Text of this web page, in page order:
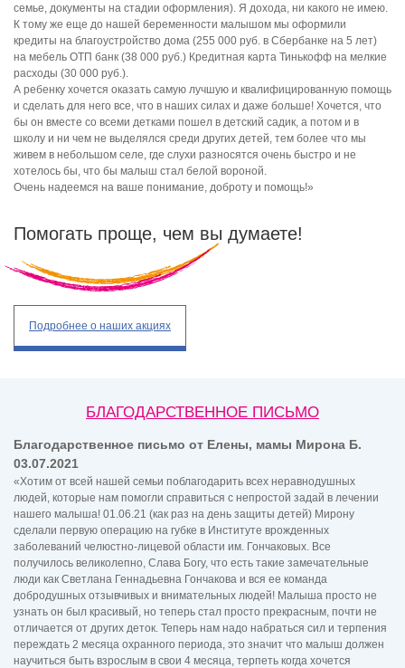
семье, документы на стадии оформления). Я дохода, ни какого не имею.
К тому же еще до нашей беременности малышом мы оформили
кредиты на благоустройство дома (255 000 руб. в Сбербанке на 5 лет)
на мебель ОТП банк (38 000 руб.) Кредитная карта Тинькофф на мелкие
расходы (30 000 руб.).
А ребенку хочется оказать самую лучшую и квалифицированную помощь
и сделать для него все, что в наших силах и даже больше! Хочется, что
бы он вместе со всеми детками пошел в детский садик, а потом и в
школу и ни чем не выделялся среди других детей, тем более что мы
живем в небольшом селе, где слухи разносятся очень быстро и не
хотелось бы, что бы малыш стал белой вороной.
Очень надеемся на ваше понимание, доброту и помощь!»
Помогать проще, чем вы думаете!
Подробнее о наших акциях
БЛАГОДАРСТВЕННОЕ ПИСЬМО
Благодарственное письмо от Елены, мамы Мирона Б.
03.07.2021
«Хотим от всей нашей семьи поблагодарить всех неравнодушных
людей, которые нам помогли справиться с непростой задай в лечении
нашего малыша! 01.06.21 (как раз на день защиты детей) Мирону
сделали первую операцию на губке в Институте врожденных
заболеваний челюстно-лицевой области им. Гончаковых. Все
получилось великолепно, Слава Богу, что есть такие замечательные
люди как Светлана Геннадьевна Гончакова и вся ее команда
добродушных отзывчивых и внимательных людей! Малыша просто не
узнать он был красивый, но теперь стал просто прекрасным, почти не
отличается от других деток. Теперь нам надо набраться сил и терпения
переждать 2 месяца охранного периода, это значит что малыш должен
научиться быть взрослым в свои 4 месяца, терпеть когда хочется